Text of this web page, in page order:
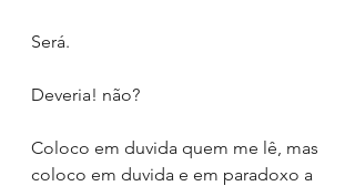
Será.
Deveria! não?
Coloco em duvida quem me lê, mas
coloco em duvida e em paradoxo a